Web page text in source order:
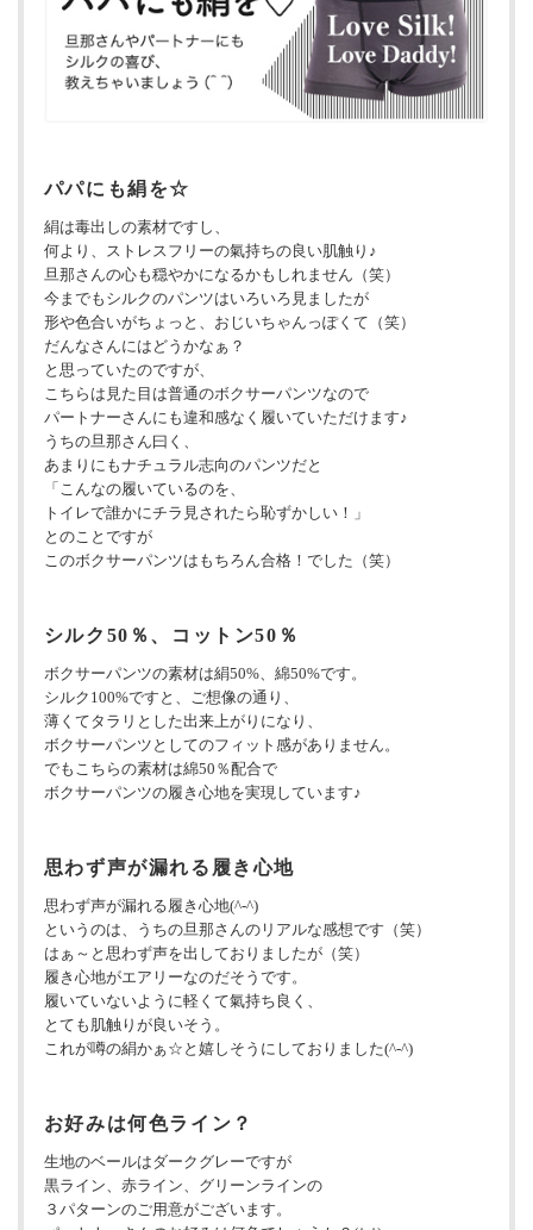
パパにも絹を☆
絹は毒出しの素材ですし、
何より、ストレスフリーの氣持ちの良い肌触り♪
旦那さんの心も穏やかになるかもしれません（笑）
今までもシルクのパンツはいろいろ見ましたが
形や色合いがちょっと、おじいちゃんっぽくて（笑）
だんなさんにはどうかなぁ？
と思っていたのですが、
こちらは見た目は普通のボクサーパンツなので
パートナーさんにも違和感なく履いていただけます♪
うちの旦那さん曰く、
あまりにもナチュラル志向のパンツだと
「こんなの履いているのを、
トイレで誰かにチラ見されたら恥ずかしい！」
とのことですが
このボクサーパンツはもちろん合格！でした（笑）
シルク50％、コットン50％
ボクサーパンツの素材は絹50%、綿50%です。
シルク100%ですと、ご想像の通り、
薄くてタラリとした出来上がりになり、
ボクサーパンツとしてのフィット感がありません。
でもこちらの素材は綿50％配合で
ボクサーパンツの履き心地を実現しています♪
思わず声が漏れる履き心地
思わず声が漏れる履き心地(^-^)
というのは、うちの旦那さんのリアルな感想です（笑）
はぁ～と思わず声を出しておりましたが（笑）
履き心地がエアリーなのだそうです。
履いていないように軽くて氣持ち良く、
とても肌触りが良いそう。
これが噂の絹かぁ☆と嬉しそうにしておりました(^-^)
お好みは何色ライン？
生地のベールはダークグレーですが
黒ライン、赤ライン、グリーンラインの
３パターンのご用意がございます。